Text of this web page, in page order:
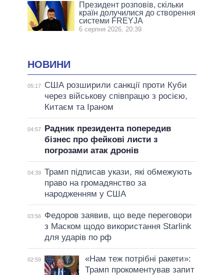
Президент розповів, скільки
країн долучилися до створення
системи FREYJA
6 серпня 2026, 20:39
НОВИНИ
05:17
США розширили санкції проти Куби
через військову співпрацю з росією,
Китаєм та Іраном
04:57
Радник президента попередив
бізнес про фейкові листи з
погрозами атак дронів
04:39 Трамп підписав укази, які обмежують
право на громадянство за
народженням у США
03:56
Федоров заявив, що веде переговори
з Маском щодо використання Starlink
для ударів по рф
02:59
«Нам теж потрібні ракети»:
Трамп прокоментував запит